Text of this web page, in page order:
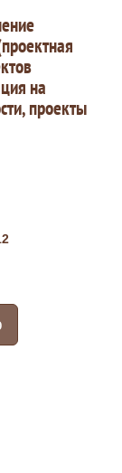
на
проекты